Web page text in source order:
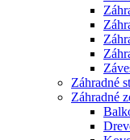
Záhradné
Záhradné